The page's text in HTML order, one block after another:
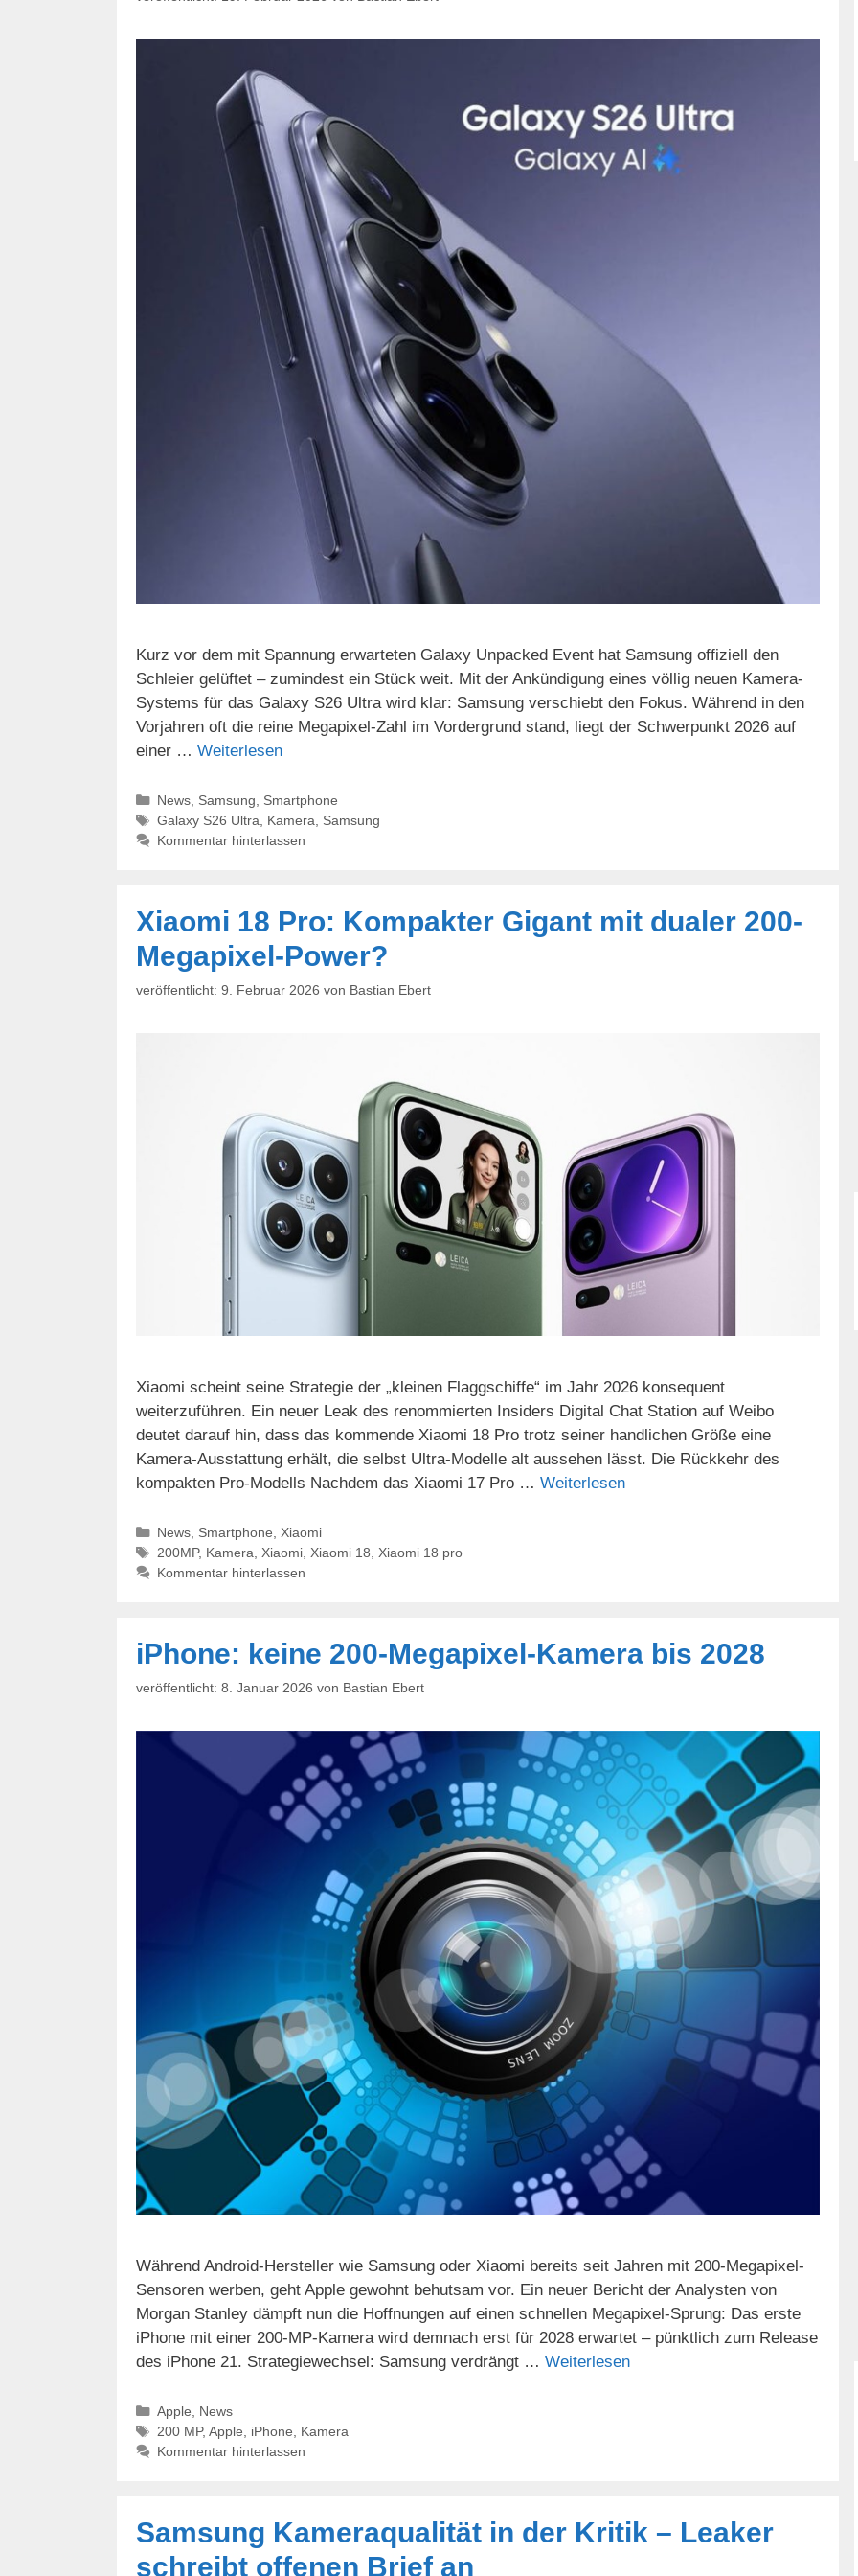
Kurz vor dem mit Spannung erwarteten Galaxy Unpacked Event hat Samsung offiziell den
Schleier gelüftet – zumindest ein Stück weit. Mit der Ankündigung eines völlig neuen Kamera-
Systems für das Galaxy S26 Ultra wird klar: Samsung verschiebt den Fokus. Während in den
Vorjahren oft die reine Megapixel-Zahl im Vordergrund stand, liegt der Schwerpunkt 2026 auf
einer … Weiterlesen
Kategorien
News, Samsung
Smartphone
Schlagwörter
Galaxy S26 Ultra Kamera
Samsung
Kommentar hinterlassen
Xiaomi 18 Pro: Kompakter Gigant mit dualer 200-
Megapixel-Power?
9. Februar 2026 von Bastian Ebert
Xiaomi scheint seine Strategie der „kleinen Flaggschiffe“ im Jahr 2026 konsequent
weiterzuführen. Ein neuer Leak des renommierten Insiders Digital Chat Station auf Weibo
deutet darauf hin, dass das kommende Xiaomi 18 Pro trotz seiner handlichen Größe eine
Kamera-Ausstattung erhält, die selbst Ultra-Modelle alt aussehen lässt. Die Rückkehr des
kompakten Pro-Modells Nachdem das Xiaomi 17 Pro … Weiterlesen
Kategorien
News, Smartphone
Xiaomi
Schlagwörter
200MP, Kamera Xiaomi, Xiaomi 18
Xiaomi 18 pro
Kommentar hinterlassen
iPhone: keine 200-Megapixel-Kamera bis 2028
8. Januar 2026 von Bastian Ebert
Während Android-Hersteller wie Samsung oder Xiaomi bereits seit Jahren mit 200-Megapixel-
Sensoren werben, geht Apple gewohnt behutsam vor. Ein neuer Bericht der Analysten von
Morgan Stanley dämpft nun die Hoffnungen auf einen schnellen Megapixel-Sprung: Das erste
iPhone mit einer 200-MP-Kamera wird demnach erst für 2028 erwartet – pünktlich zum Release
des iPhone 21. Strategiewechsel: Samsung verdrängt … Weiterlesen
Kategorien
Apple
News
Schlagwörter
200 MP, Apple iPhone
Kamera
Kommentar hinterlassen
Samsung Kameraqualität in der Kritik – Leaker
schreibt offenen Brief an